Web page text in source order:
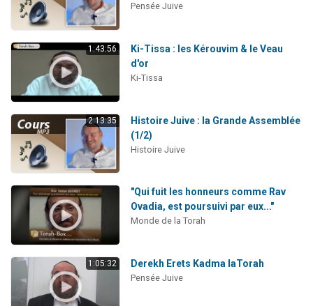
Pensée Juive
1:43:56
Ki-Tissa : les Kérouvim & le Veau
d'or
Ki-Tissa
2:13:35
Histoire Juive : la Grande Assemblée
(1/2)
Histoire Juive
"Qui fuit les honneurs comme Rav
Ovadia, est poursuivi par eux..."
Monde de la Torah
1:05:32 Derekh Erets Kadma laTorah
Pensée Juive